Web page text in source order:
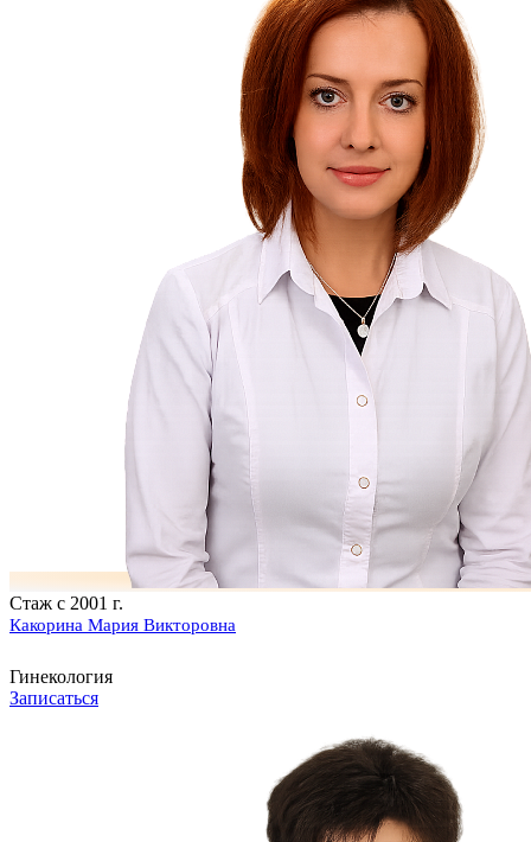
Стаж с 2001 г.
Какорина Мария Викторовна
Гинекология
Записаться